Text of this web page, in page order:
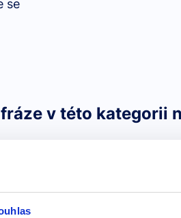
se
v této kategorii